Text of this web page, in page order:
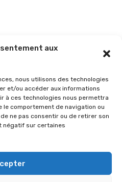
aux
nous utilisons des technologies
et/ou accéder aux informations
à ces technologies nous permettra
comportement de navigation ou
ne pas consentir ou de retirer son
négatif sur certaines